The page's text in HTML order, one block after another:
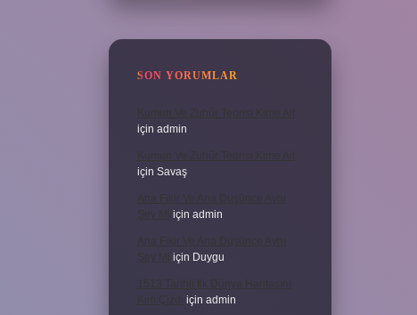
SON YORUMLAR
Kumun Ve Zuhûr Teorisi Kime Ait
için admin
Kumun Ve Zuhûr Teorisi Kime Ait
için Savaş
Ana Fikir Ve Ana Düşünce Aynı
Şey Mi için admin
Ana Fikir Ve Ana Düşünce Aynı
Şey Mi için Duygu
1513 Tarihli Ilk Dünya Haritasını
Kim Çizdi
için admin